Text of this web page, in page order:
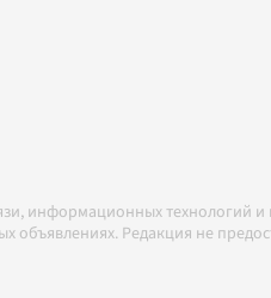
информационных технологий
объявлениях. Редакция не